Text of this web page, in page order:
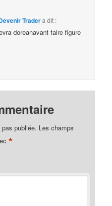
Tradera dit :
doreanavant faire figure
publiée. Les champs
*